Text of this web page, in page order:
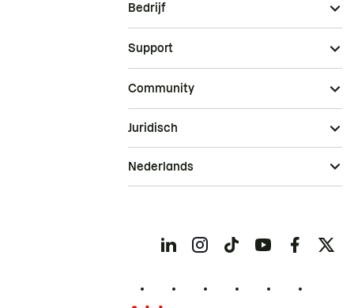
Bedrijf
Support
Community
Juridisch
Nederlands